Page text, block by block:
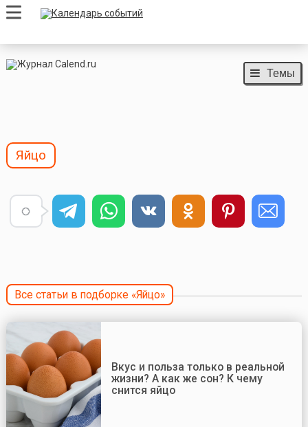
Темы
Яйцо
Все статьи в подборке «Яйцо»
Вкус и польза только в реальной
жизни? А как же сон? К чему
снится яйцо